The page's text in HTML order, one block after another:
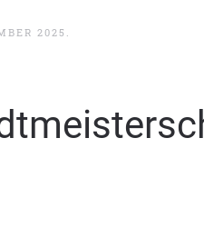
2025 .